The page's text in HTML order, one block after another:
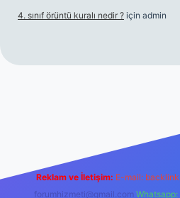
4. sınıf örüntü kuralı nedir ? için admin
Reklam ve İletişim: E-mail:
forumhizmeti@gmail.com